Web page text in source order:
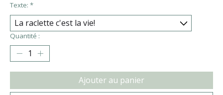
Texte: *
Quantité :
Ajouter au panier